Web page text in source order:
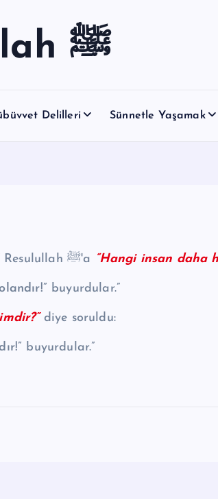
Resulullah ﷺ
Delilleri Sünnetle Yaşamak
Hz. Ebu Bekir (ra) anlatıyor: “ Resulullah ﷺ'a “Hangi insan daha
buyurdular.”
diye soruldu:
buyurdular.”